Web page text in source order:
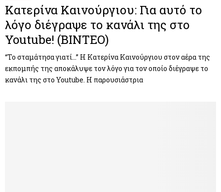
Κατερίνα Καινούργιου: Για αυτό το
λόγο διέγραψε το κανάλι της στο
Youtube! (BINTEO)
“Το σταμάτησα γιατί…” Η Κατερίνα Καινούργιου στον αέρα της
εκπομπής της αποκάλυψε τον λόγο για τον οποίο διέγραψε το
κανάλι της στο Youtube. H παρουσιάστρια